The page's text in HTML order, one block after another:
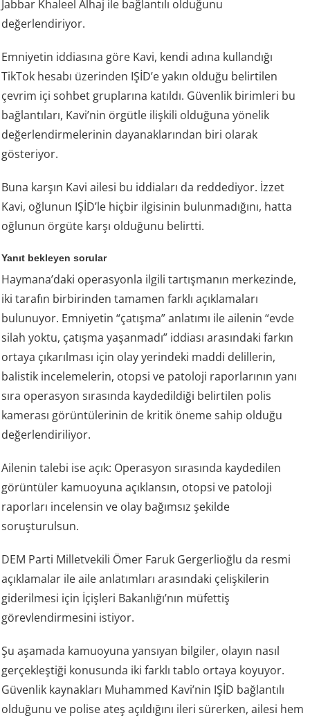
Jabbar Khaleel Alhaj ile bağlantılı olduğunu
değerlendiriyor.
Emniyetin iddiasına göre Kavi, kendi adına kullandığı
TikTok hesabı üzerinden IŞİD’e yakın olduğu belirtilen
çevrim içi sohbet gruplarına katıldı. Güvenlik birimleri bu
bağlantıları, Kavi’nin örgütle ilişkili olduğuna yönelik
değerlendirmelerinin dayanaklarından biri olarak
gösteriyor.
Buna karşın Kavi ailesi bu iddiaları da reddediyor. İzzet
Kavi, oğlunun IŞİD’le hiçbir ilgisinin bulunmadığını, hatta
oğlunun örgüte karşı olduğunu belirtti.
Yanıt bekleyen sorular
Haymana’daki operasyonla ilgili tartışmanın merkezinde,
iki tarafın birbirinden tamamen farklı açıklamaları
bulunuyor. Emniyetin “çatışma” anlatımı ile ailenin “evde
silah yoktu, çatışma yaşanmadı” iddiası arasındaki farkın
ortaya çıkarılması için olay yerindeki maddi delillerin,
balistik incelemelerin, otopsi ve patoloji raporlarının yanı
sıra operasyon sırasında kaydedildiği belirtilen polis
kamerası görüntülerinin de kritik öneme sahip olduğu
değerlendiriliyor.
Ailenin talebi ise açık: Operasyon sırasında kaydedilen
görüntüler kamuoyuna açıklansın, otopsi ve patoloji
raporları incelensin ve olay bağımsız şekilde
soruşturulsun.
DEM Parti Milletvekili Ömer Faruk Gergerlioğlu da resmi
açıklamalar ile aile anlatımları arasındaki çelişkilerin
giderilmesi için İçişleri Bakanlığı’nın müfettiş
görevlendirmesini istiyor.
Şu aşamada kamuoyuna yansıyan bilgiler, olayın nasıl
gerçekleştiği konusunda iki farklı tablo ortaya koyuyor.
Güvenlik kaynakları Muhammed Kavi’nin IŞİD bağlantılı
olduğunu ve polise ateş açıldığını ileri sürerken, ailesi hem